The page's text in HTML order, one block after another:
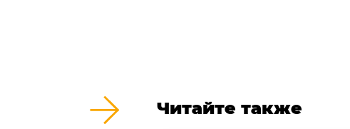
Читайте также